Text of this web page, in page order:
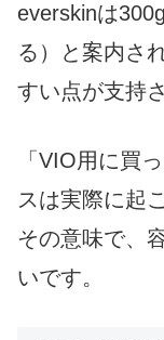
everskinは
る）と案内さ
すい点が支持
「VIO用に買
スは実際に起
その意味で、
いです。